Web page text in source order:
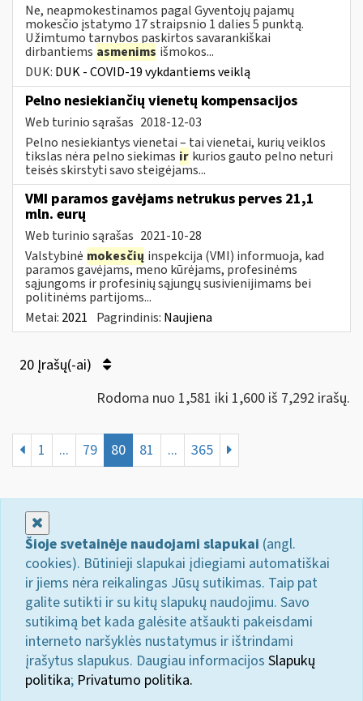
Ne, neapmokestinamos pagal Gyventojų pajamų
mokesčio įstatymo 17 straipsnio 1 dalies 5 punktą.
Užimtumo tarnybos paskirtos savarankiškai
dirbantiems asmenims išmokos...
DUK: DUK - COVID-19 vykdantiems veiklą
Pelno nesiekiančių vienetų kompensacijos
Web turinio sąrašas 2018-12-03
Pelno nesiekiantys vienetai – tai vienetai, kurių veiklos
tikslas nėra pelno siekimas ir kurios gauto pelno neturi
teisės skirstyti savo steigėjams...
VMI paramos gavėjams netrukus perves 21,1
mln. eurų
Web turinio sąrašas 2021-10-28
Valstybinė mokesčių inspekcija (VMI) informuoja, kad
paramos gavėjams, meno kūrėjams, profesinėms
sąjungoms ir profesinių sąjungų susivienijimams bei
politinėms partijoms...
Metai: 2021 Pagrindinis: Naujiena
20 Įrašų(-ai)
Rodoma nuo 1,581 iki 1,600 iš 7,292 irašų.
1 ... 79 80 81 ... 365
Šioje svetainėje naudojami slapukai (angl.
cookies). Būtinieji slapukai įdiegiami automatiškai
ir jiems nėra reikalingas Jūsų sutikimas. Taip pat
galite sutikti ir su kitų slapukų naudojimu. Savo
sutikimą bet kada galėsite atšaukti pakeisdami
interneto naršyklės nustatymus ir ištrindami
įrašytus slapukus. Daugiau informacijos Slapukų
politika; Privatumo politika.